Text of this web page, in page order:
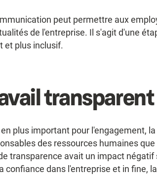
peut permettre aux
de l'entreprise. Il s'agit d'une
et plus inclusif.
transparent
plus important pour l'engagement,
des ressources humaines
transparence avait un impact négatif
confiance dans l'entreprise et in fine,